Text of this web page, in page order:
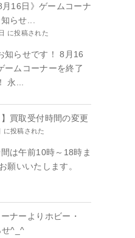
16日》ゲームコーナ
らせ...
に投稿された
知らせです！ 8月16
ームコーナーを終了
永...
】買取受付時間の変更
に投稿された
は午前10時～18時ま
願いいたします。
ナーよりホビー・
せ^_^